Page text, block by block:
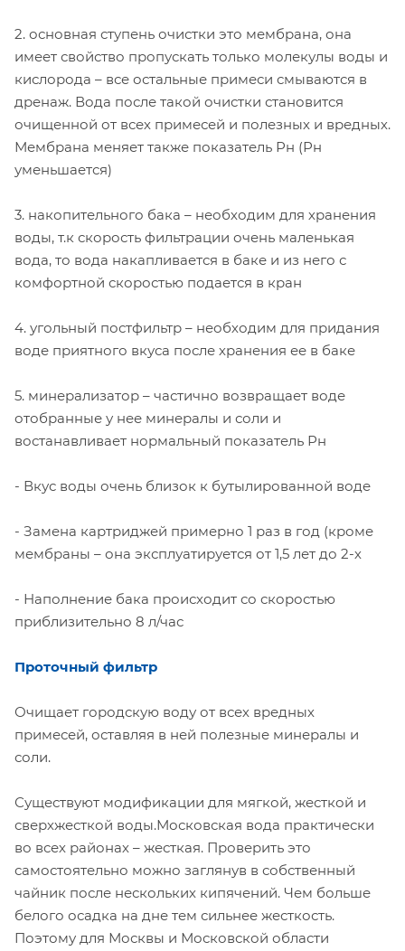
2. основная ступень очистки это мембрана, она
имеет свойство пропускать только молекулы воды и
кислорода – все остальные примеси смываются в
дренаж. Вода после такой очистки становится
очищенной от всех примесей и полезных и вредных.
Мембрана меняет также показатель Рн (Рн
уменьшается)
3. накопительного бака – необходим для хранения
воды, т.к скорость фильтрации очень маленькая
вода, то вода накапливается в баке и из него с
комфортной скоростью подается в кран
4. угольный постфильтр – необходим для придания
воде приятного вкуса после хранения ее в баке
5. минерализатор – частично возвращает воде
отобранные у нее минералы и соли и
востанавливает нормальный показатель Рн
- Вкус воды очень близок к бутылированной воде
- Замена картриджей примерно 1 раз в год (кроме
мембраны – она эксплуатируется от 1,5 лет до 2-х
- Наполнение бака происходит со скоростью
приблизительно 8 л/час
Проточный фильтр
Очищает городскую воду от всех вредных
примесей, оставляя в ней полезные минералы и
соли.
Существуют модификации для мягкой, жесткой и
сверхжесткой воды.Московская вода практически
во всех районах – жесткая. Проверить это
самостоятельно можно заглянув в собственный
чайник после нескольких кипячений. Чем больше
белого осадка на дне тем сильнее жесткость.
Поэтому для Москвы и Московской области